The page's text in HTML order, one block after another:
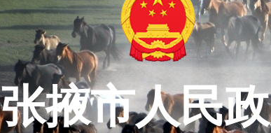
张掖市人民